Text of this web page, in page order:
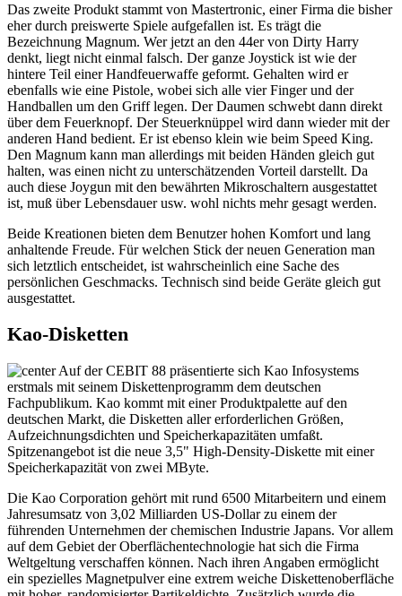
Das zweite Produkt stammt von Mastertronic, einer Firma die bisher
eher durch preiswerte Spiele aufgefallen ist. Es trägt die
Bezeichnung Magnum. Wer jetzt an den 44er von Dirty Harry
denkt, liegt nicht einmal falsch. Der ganze Joystick ist wie der
hintere Teil einer Handfeuerwaffe geformt. Gehalten wird er
ebenfalls wie eine Pistole, wobei sich alle vier Finger und der
Handballen um den Griff legen. Der Daumen schwebt dann direkt
über dem Feuerknopf. Der Steuerknüppel wird dann wieder mit der
anderen Hand bedient. Er ist ebenso klein wie beim Speed King.
Den Magnum kann man allerdings mit beiden Händen gleich gut
halten, was einen nicht zu unterschätzenden Vorteil darstellt. Da
auch diese Joygun mit den bewährten Mikroschaltern ausgestattet
ist, muß über Lebensdauer usw. wohl nichts mehr gesagt werden.
Beide Kreationen bieten dem Benutzer hohen Komfort und lang
anhaltende Freude. Für welchen Stick der neuen Generation man
sich letztlich entscheidet, ist wahrscheinlich eine Sache des
persönlichen Geschmacks. Technisch sind beide Geräte gleich gut
ausgestattet.
Kao-Disketten
Auf der CEBIT 88 präsentierte sich Kao Infosystems
erstmals mit seinem Diskettenprogramm dem deutschen
Fachpublikum. Kao kommt mit einer Produktpalette auf den
deutschen Markt, die Disketten aller erforderlichen Größen,
Aufzeichnungsdichten und Speicherkapazitäten umfaßt.
Spitzenangebot ist die neue 3,5" High-Density-Diskette mit einer
Speicherkapazität von zwei MByte.
Die Kao Corporation gehört mit rund 6500 Mitarbeitern und einem
Jahresumsatz von 3,02 Milliarden US-Dollar zu einem der
führenden Unternehmen der chemischen Industrie Japans. Vor allem
auf dem Gebiet der Oberflächentechnologie hat sich die Firma
Weltgeltung verschaffen können. Nach ihren Angaben ermöglicht
ein spezielles Magnetpulver eine extrem weiche Diskettenoberfläche